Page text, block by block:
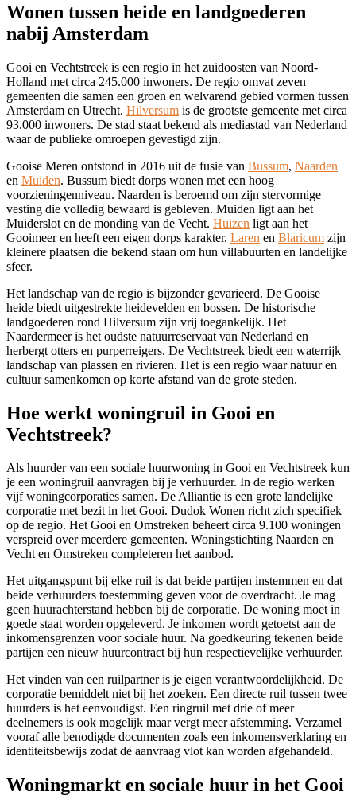
Wonen tussen heide en landgoederen
nabij Amsterdam
Gooi en Vechtstreek is een regio in het zuidoosten van Noord-
Holland met circa 245.000 inwoners. De regio omvat zeven
gemeenten die samen een groen en welvarend gebied vormen tussen
Amsterdam en Utrecht. Hilversum is de grootste gemeente met circa
93.000 inwoners. De stad staat bekend als mediastad van Nederland
waar de publieke omroepen gevestigd zijn.
Gooise Meren ontstond in 2016 uit de fusie van Bussum, Naarden
en Muiden. Bussum biedt dorps wonen met een hoog
voorzieningenniveau. Naarden is beroemd om zijn stervormige
vesting die volledig bewaard is gebleven. Muiden ligt aan het
Muiderslot en de monding van de Vecht. Huizen ligt aan het
Gooimeer en heeft een eigen dorps karakter. Laren en Blaricum zijn
kleinere plaatsen die bekend staan om hun villabuurten en landelijke
sfeer.
Het landschap van de regio is bijzonder gevarieerd. De Gooise
heide biedt uitgestrekte heidevelden en bossen. De historische
landgoederen rond Hilversum zijn vrij toegankelijk. Het
Naardermeer is het oudste natuurreservaat van Nederland en
herbergt otters en purperreigers. De Vechtstreek biedt een waterrijk
landschap van plassen en rivieren. Het is een regio waar natuur en
cultuur samenkomen op korte afstand van de grote steden.
Hoe werkt woningruil in Gooi en
Vechtstreek?
Als huurder van een sociale huurwoning in Gooi en Vechtstreek kun
je een woningruil aanvragen bij je verhuurder. In de regio werken
vijfwoningcorporaties samen. De Alliantie is een grote landelijke
corporatie met bezit in het Gooi. Dudok Wonen richt zich specifiek
op de regio. Het Gooi en Omstreken beheert circa 9.100 woningen
verspreid over meerdere gemeenten. Woningstichting Naarden en
Vecht en Omstreken completeren het aanbod.
Het uitgangspunt bij elke ruil is dat beide partijen instemmen en dat
beide verhuurders toestemming geven voor de overdracht. Je mag
geen huurachterstand hebben bij de corporatie. De woning moet in
goede staat worden opgeleverd. Je inkomen wordt getoetst aan de
inkomensgrenzen voor sociale huur. Na goedkeuring tekenen beide
partijen een nieuw huurcontract bij hun respectievelijke verhuurder.
Het vinden van een ruilpartner is je eigen verantwoordelijkheid. De
corporatie bemiddelt niet bij het zoeken. Een directe ruil tussen twee
huurders is het eenvoudigst. Een ringruil met drie of meer
deelnemers is ook mogelijk maar vergt meer afstemming. Verzamel
vooraf alle benodigde documenten zoals een inkomensverklaring en
identiteitsbewijs zodat de aanvraag vlot kan worden afgehandeld.
Woningmarkt en sociale huur in het Gooi